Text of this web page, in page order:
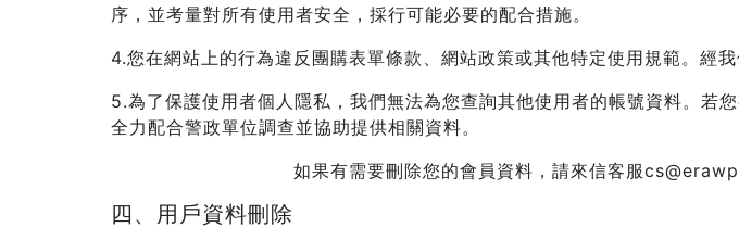
序，並考量對所有使用者安全，採行可能必要的配合措施。
4.您在網站上的行為違反團購表單條款、網站政策或其他特定使用規範。經
5.為了保護使用者個人隱私，我們無法為您查詢其他使用者的帳號資料。若
全力配合警政單位調查並協助提供相關資料。
四、用戶資料刪除
如果有需要刪除您的會員資料，請來信客服